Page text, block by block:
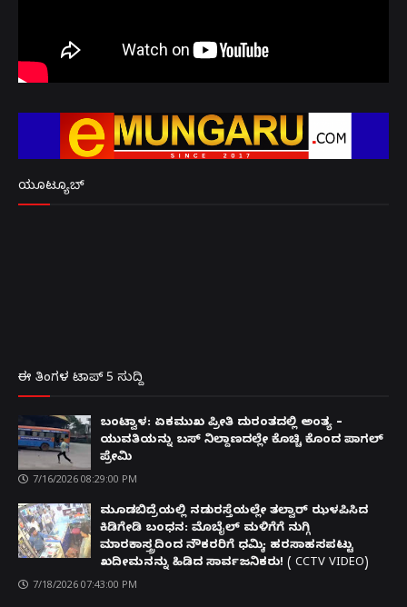
ಯೂಟ್ಯೂಬ್
ಈ ತಿಂಗಳ ಟಾಪ್ 5 ಸುದ್ದಿ
ಬಂಟ್ವಾಳ: ಏಕಮುಖ ಪ್ರೀತಿ ದುರಂತದಲ್ಲಿ ಅಂತ್ಯ –
ಯುವತಿಯನ್ನು ಬಸ್ ನಿಲ್ದಾಣದಲ್ಲೇ ಕೊಚ್ಚಿ ಕೊಂದ ಪಾಗಲ್
ಪ್ರೇಮಿ
7/16/2026 08:29:00 PM
ಮೂಡಬಿದ್ರೆಯಲ್ಲಿ ನಡುರಸ್ತೆಯಲ್ಲೇ ತಲ್ವಾರ್ ಝಳಪಿಸಿದ
ಕಿಡಿಗೇಡಿ ಬಂಧನ: ಮೊಬೈಲ್ ಮಳಿಗೆಗೆ ನುಗ್ಗಿ
ಮಾರಕಾಸ್ತ್ರದಿಂದ ನೌಕರರಿಗೆ ಧಮ್ಕಿ; ಹರಸಾಹಸಪಟ್ಟು
ಖದೀಮನನ್ನು ಹಿಡಿದ ಸಾರ್ವಜನಿಕರು! ( CCTV VIDEO)
7/18/2026 07:43:00 PM